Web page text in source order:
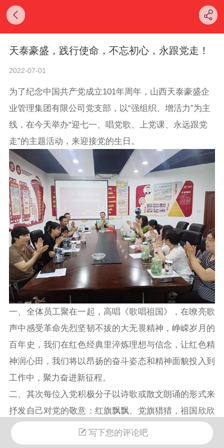
天泰豪盛，践行使命，不忘初心，永跟党走！
2022-07-01
为了纪念中国共产党成立101年周年，山西天泰豪盛企
业管理集团有限公司党支部，以“强组织、增活力”为主
线，在今天举办“迎七一、唱党歌、上党课、永远跟党
走”的主题活动，来迎接党的生日。
一、全体员工聚在一起，高唱《歌唱祖国》，在嘹亮歌
声中感受革命先烈坚韧不拔的大无畏精神，峥嵘岁月的
百年史，我们在红色经典里淬炼理想与信念，让红色精
神润心田，我们将以昂扬的奋斗姿态和精神面貌投入到
工作中，聚力奋进新征程。
二、其次每位入党积极分子以诗歌或散文朗诵的形式来
抒发自己对党的敬意：红旗飘飘、党旗猎猎，祖国欣欣
向荣，经济蓬勃发展，人民安居乐业，国际地位居高，
中国人民正满怀喜悦和希望，朝着宏伟的目标迈进。
写下您的评论吧